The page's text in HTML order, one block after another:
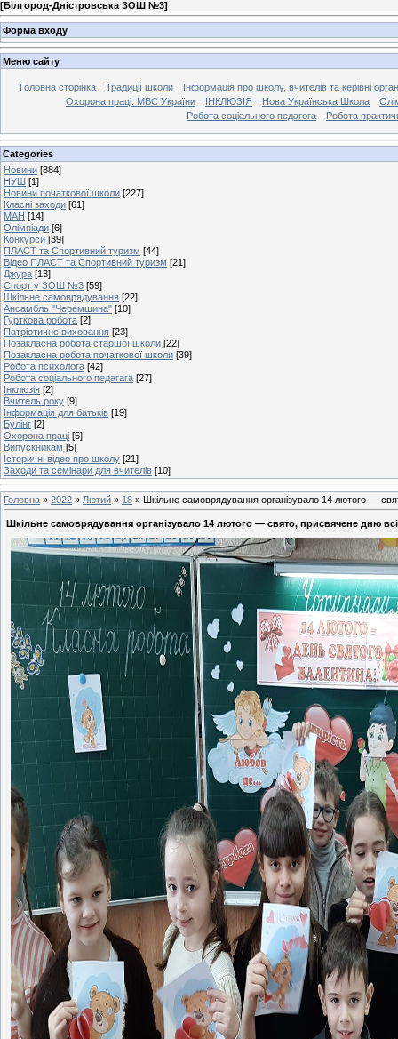
[Білгород-Дністровська ЗОШ №3]
Форма входу
Меню сайту
Головна сторінка Традиції школи
Інформація про школу, вчителів та керівні
Охорона праці. МВС України
ІНКЛЮЗІЯ Нова Українська Школа
Робота соціального педагога
Робота
Categories
Новини [884]
НУШ [1]
Новини початкової школи [227]
Класні заходи [61]
МАН [14]
Олімпіади [6]
Конкурси [39]
ПЛАСТ та Спортивний туризм [44]
Відео ПЛАСТ та Спортивний туризм [21]
Джура [13]
Спорт у ЗОШ №3 [59]
Шкільне самоврядування [22]
Ансамбль "Черемшина" [10]
Гурткова робота [2]
Патріотичне виховання [23]
Позакласна робота старшої школи [22]
Позакласна робота початкової школи [39]
Робота психолога [42]
Робота соціального педагага [27]
Інклюзія [2]
Вчитель року [9]
Інформація для батьків [19]
Булінг [2]
Охорона праці [5]
Випускникам [5]
Історичні відео про школу [21]
Заходи та семінари для вчителів [10]
Головна » 2022 » Лютий » 18 » Шкільне самоврядування організувало 14 лютого —
Шкільне самоврядування організувало 14 лютого — свято, присвячене дню